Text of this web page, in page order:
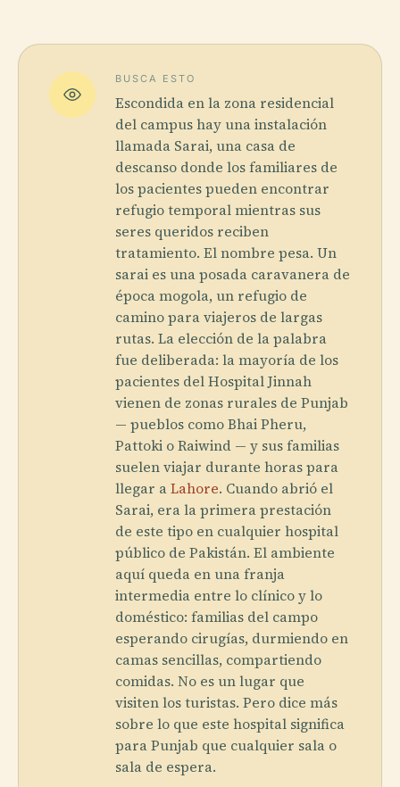
BUSCA ESTO
Escondida en la zona residencial
del campus hay una instalación
llamada Sarai, una casa de
descanso donde los familiares de
los pacientes pueden encontrar
refugio temporal mientras sus
seres queridos reciben
tratamiento. El nombre pesa. Un
sarai es una posada caravanera de
época mogola, un refugio de
camino para viajeros de largas
rutas. La elección de la palabra
fue deliberada: la mayoría de los
pacientes del Hospital Jinnah
vienen de zonas rurales de Punjab
— pueblos como Bhai Pheru,
Pattoki o Raiwind — y sus familias
suelen viajar durante horas para
llegar aLahore. Cuando abrió el
Sarai, era la primera prestación
de este tipo en cualquier hospital
público de Pakistán. El ambiente
aquí queda en una franja
intermedia entre lo clínico y lo
doméstico: familias del campo
esperando cirugías, durmiendo en
camas sencillas, compartiendo
comidas. No es un lugar que
visiten los turistas. Pero dice más
sobre lo que este hospital significa
para Punjab que cualquier sala o
sala de espera.